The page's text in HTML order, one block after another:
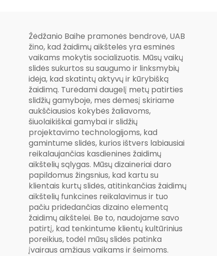
Žėdžanio Baihe pramonės bendrovė, UAB
žino, kad žaidimų aikštelės yra esminės
vaikams mokytis socializuotis. Mūsų vaikų
slidės sukurtos su saugumo ir linksmybių
idėja, kad skatintų aktyvų ir kūrybišką
žaidimą. Turėdami daugelį metų patirties
slidžių gamyboje, mes dėmesį skiriame
aukščiausios kokybės žaliavoms,
šiuolaikiškai gamybai ir slidžių
projektavimo technologijoms, kad
gamintume slidės, kurios ištvers labiausiai
reikalaujančias kasdienines žaidimų
aikštelių sąlygas. Mūsų dizaineriai daro
papildomus žingsnius, kad kartu su
klientais kurtų slidės, atitinkančias žaidimų
aikštelių funkcines reikalavimus ir tuo
pačiu pridedančias dizaino elementą
žaidimų aikštelei. Be to, naudojame savo
patirtį, kad tenkintume klientų kultūrinius
poreikius, todėl mūsų slidės patinka
įvairaus amžiaus vaikams ir šeimoms.